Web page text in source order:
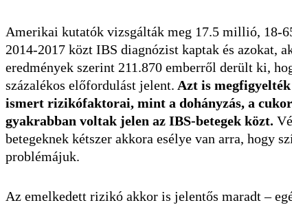
Amerikai kutatók vizsgálták meg 17.5 millió, 18-
2014-2017 közt IBS diagnózist kaptak és azokat,
eredmények szerint 211.870 emberről derült ki,
százalékos előfordulást jelent. Azt is
ismert rizikófaktorai, mint a dohányzás, a
gyakrabban voltak jelen az IBS-betegek közt.
betegeknek kétszer akkora esélye van arra, hogy
problémájuk.
Az emelkedett rizikó akkor is jelentős maradt –